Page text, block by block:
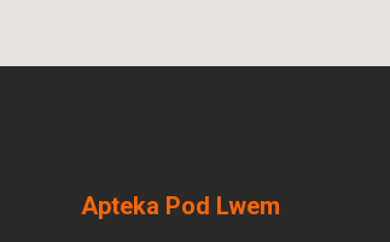
Apteka Pod Lwem